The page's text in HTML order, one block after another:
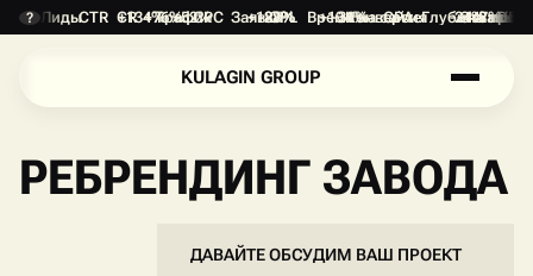
KULAGIN GROUP
РЕБРЕНДИНГ ЗАВОДА
ДАВАЙТЕ ОБСУДИМ ВАШ ПРОЕКТ
? Лиды +134%
CTR +76%
CR +52%
Трафик +187%
CPC -28%
Заявки +134%
CPL -31%
Время на сайте +1.8 min
Конверсия +47%
CPA -24%
ГлубинаОтказы